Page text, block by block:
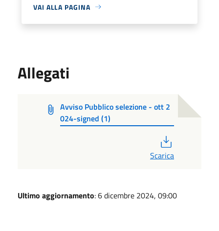
VAI ALLA PAGINA
Allegati
Avviso Pubblico selezione - ott 2
024-signed (1)
Scarica
Ultimo aggiornamento: 6 dicembre 2024, 09:00